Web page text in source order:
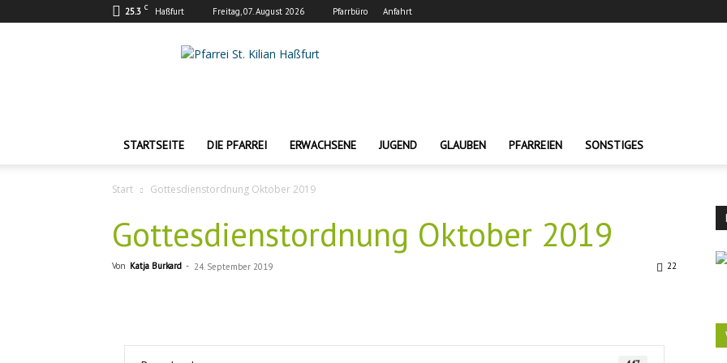
25.3 C Haßfurt Freitag, 07. August 2026 Pfarrbüro Anfahrt
Pfarrei
STARTSEITE DIE PFARREI ERWACHSENE JUGEND GLAUBEN PFARREIEN SONSTIGES
Start Gottesdienstordnung Oktober 2019
Gottesdienstordnung Oktober 2019
Von Katja Burkard - 24. September 2019 22